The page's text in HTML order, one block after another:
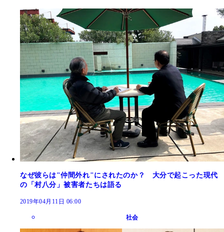
なぜ彼らは"仲間外れ"にされたのか？ 大分で起こった現代
の「村八分」被害者たちは語る
2019年04月11日 06:00
社会